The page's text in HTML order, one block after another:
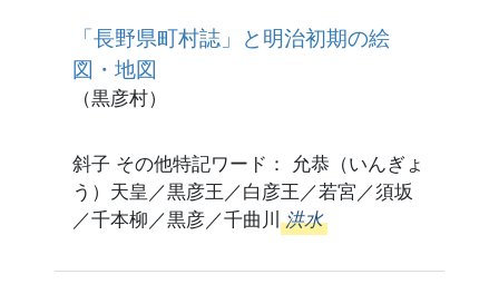
「長野県町村誌」と明治初期の絵
図・地図
（黒彦村）
斜子 その他特記ワード： 允恭（いんぎょ
う）天皇／黒彦王／白彦王／若宮／須坂
／千本柳／黒彦／千曲川 洪水